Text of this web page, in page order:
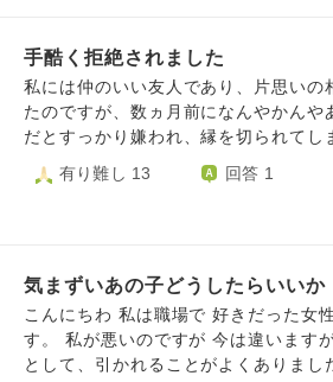
いな箇所も増えて、鏡を見るのが辛くなり
きになることはすごく素敵なことだし
結婚して家庭を築きたいという願望も
思い出があるからこそ今の恋で精神的
ロでどんどん醜くなってます。嫌われ
合えるでしょうか？
り合っていたいし、会える距離にいる
も見たいと思ってしまいます。 です
ングアプリで私は彼にブロックされ
連絡が取れなくなりました。本来の私
しまったが為、自分で自分を苦しめて
しょうか。私はいつもかっこいい！っ
な関係になってしまい、振り向いても
ん。どうくれば良いのでしょうか。
を通していただけると幸いです。
手酷く拒絶されました
私には仲のいい友人であり、片思いの
たのですが、数ヵ月前になんやかんや
だとすっかり嫌われ、縁を切られてし
彼は遠いところに引っ越してしまい、
されたので、復縁の可能性はほぼゼロ
のように強く拒絶されたのは初めてで
す。 私はこれから彼に忘れられるまで、嫌な人として彼の
記憶に残るのだと思うと、悲しくて悲
んな結果になってしまった事が情けないです。
有り難し 13 回答 1
気まずいあの子どうしたらいいか
こんにちわ 私は職場で 好きだった女性とすごく気まずいで
す。 私が悪いのですが 今は違いますが一時期相手と絡もう
として、引かれることがよくありまし